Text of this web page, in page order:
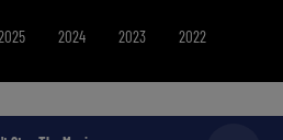
2024 2023 2022